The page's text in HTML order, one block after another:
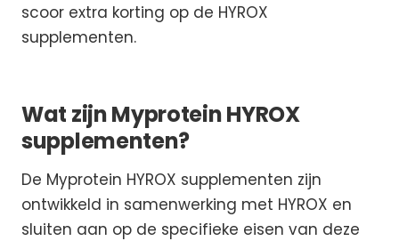
scoor extra korting op de HYROX
supplementen.
Wat zijn Myprotein HYROX
supplementen?
De Myprotein HYROX supplementen zijn
ontwikkeld in samenwerking met HYROX en
sluiten aan op de specifieke eisen van deze